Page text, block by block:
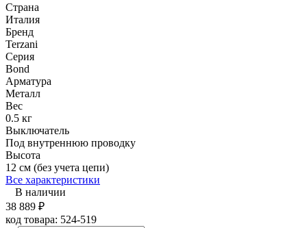
Страна
Италия
Бренд
Terzani
Серия
Bond
Арматура
Металл
Вес
0.5 кг
Выключатель
Под внутреннюю проводку
Высота
12 см (без учета цепи)
Все характеристики
В наличии
38 889 ₽
код товара: 524-519